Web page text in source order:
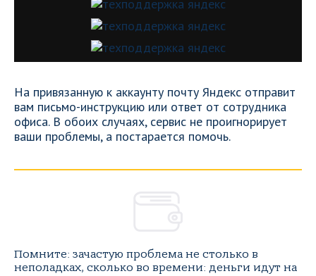
На привязанную к аккаунту почту Яндекс отправит
вам письмо-инструкцию или ответ от сотрудника
офиса. В обоих случаях, сервис не проигнорирует
ваши проблемы, а постарается помочь.
Помните: зачастую проблема не столько в
неполадках, сколько во времени: деньги идут на